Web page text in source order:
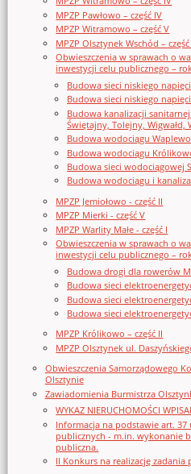
MPZP Pawłowo – część IV
MPZP Witramowo – część V
MPZP Olsztynek Wschód – część
Obwieszczenia w sprawach o
inwestycji celu publicznego –
Budowa sieci niskiego
Budowa sieci niskiego
Budowa kanalizacji
Świętajny, Tolejny, Wigwałd,
Budowa wodociągu
Budowa wodociągu
Budowa sieci wodociągowej
Budowa wodociągu i
MPZP Jemiołowo - część II
MPZP Mierki - część V
MPZP Warlity Małe - część I
Obwieszczenia w sprawach o
inwestycji celu publicznego –
Budowa drogi dla rowerów
Budowa sieci
Budowa sieci
Budowa sieci
MPZP Królikowo – część II
MPZP Olsztynek ul.
Obwieszczenia Samorządowego
Olsztynie
Zawiadomienia Burmistrza
WYKAZ NIERUCHOMOŚCI
Informacja na podstawie art.
publicznych - m.in. wykonanie
publiczna.
II Konkurs na realizację zadania